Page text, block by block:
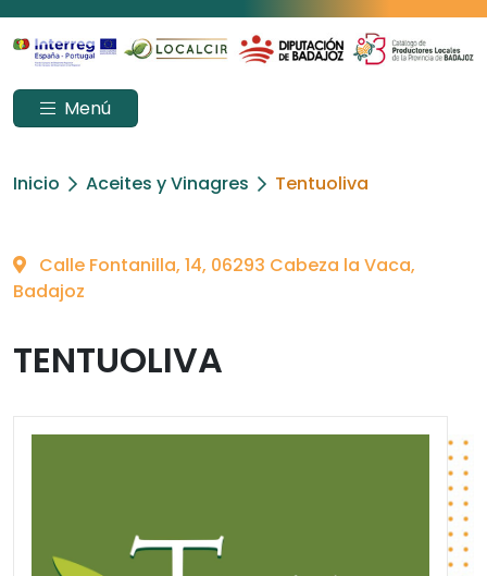
Menú
Inicio Aceites y Vinagres Tentuoliva
Calle Fontanilla, 14, 06293 Cabeza la Vaca,
Badajoz
TENTUOLIVA